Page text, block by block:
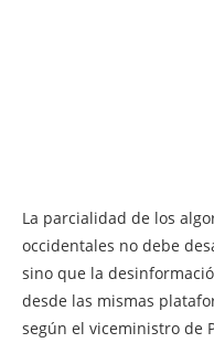
La parcialidad de los
occidentales no debe
sino que la
desde las mismas
según el viceministro de